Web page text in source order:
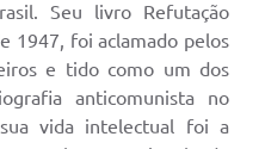
Seu livro Refutação
1947, foi aclamado pelos
e tido como um dos
anticomunista no
vida intelectual foi a